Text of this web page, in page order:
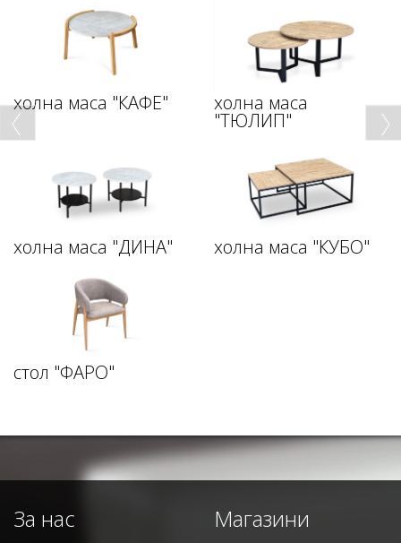
холна маса "КАФЕ" холна маса
"ТЮЛИП"
холна маса "ДИНА" холна маса "КУБО"
стол "ФАРО"
За нас
Магазини